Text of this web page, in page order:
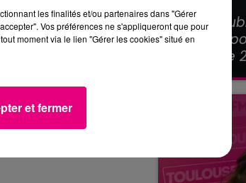
21 juillet 2026
Affaire
appel
semestre
les finalités et/ou partenaires dans "Gérer
Vos préférences ne s'appliqueront que pour
moment via le lien "Gérer les cookies" situé en
et fermer